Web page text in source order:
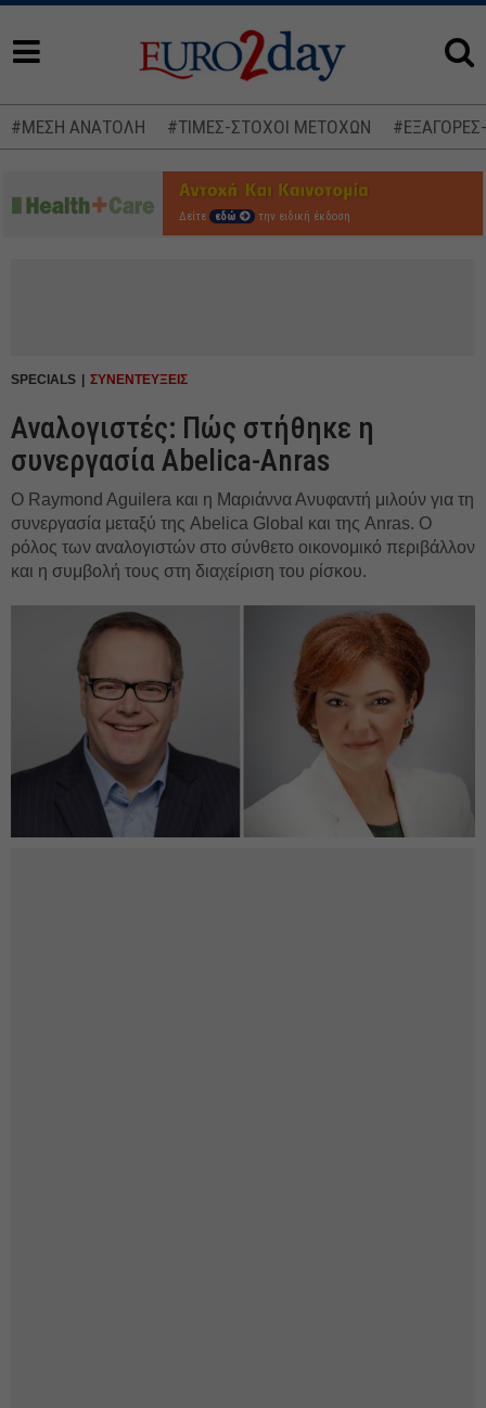
#ΜΕΣΗ ΑΝΑΤΟΛΗ #ΤΙΜΕΣ-ΣΤΟΧΟΙ ΜΕΤΟΧΩΝ
Δείτε εδώ την ειδική έκδοση
SPECIALS ΣΥΝΕΝΤΕΥΞΕΙΣ
Αναλογιστές: Πώς στήθηκε η
συνεργασία Abelica-Anras
Ο Raymond Aguilera και η Μαριάννα Ανυφαντή μιλούν για τη
συνεργασία μεταξύ της Abelica Global και της Anras. Ο
ρόλος των αναλογιστών στο σύνθετο οικονομικό περιβάλλον
και η συμβολή τους στη διαχείριση του ρίσκου.